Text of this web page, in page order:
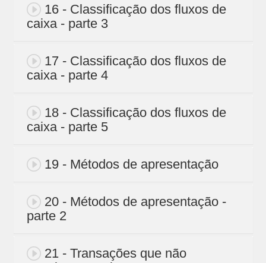
16 - Classificação dos fluxos de
caixa - parte 3
17 - Classificação dos fluxos de
caixa - parte 4
18 - Classificação dos fluxos de
caixa - parte 5
19 - Métodos de apresentação
20 - Métodos de apresentação -
parte 2
21 - Transações que não